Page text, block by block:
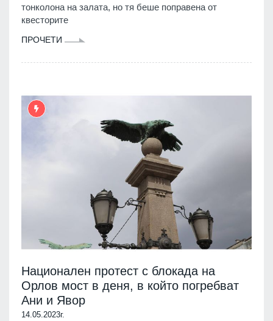
тонколона на залата, но тя беше поправена от
квесторите
ПРОЧЕТИ
Национален протест с блокада на
Орлов мост в деня, в който погребват
Ани и Явор
14.05.2023г.